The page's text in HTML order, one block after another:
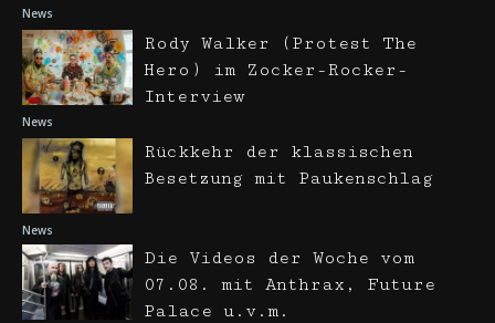
News
News
Rody Walker (Protest The
Hero) im Zocker-Rocker-
Interview
News
Rückkehr der klassischen
Besetzung mit Paukenschlag
Die Videos der Woche vom
07.08. mit Anthrax, Future
Palace u.v.m.